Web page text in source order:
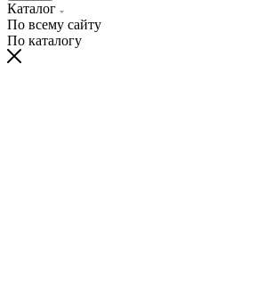
Каталог
По всему сайту
По каталогу